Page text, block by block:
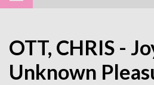
OTT, CHRIS -
Unknown